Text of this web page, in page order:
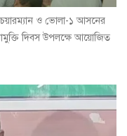
চেয়ারম্যান ও ভোলা-১ আসনের
দিবস উপলক্ষে আয়োজিত